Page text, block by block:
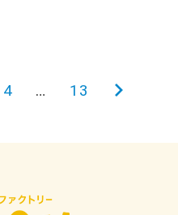
4 … 13
次